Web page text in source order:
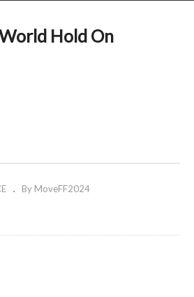
Boat feat. Pitbull, Dragonfly
Hold On
By MoveFF2024